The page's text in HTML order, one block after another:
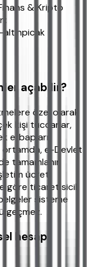
& Kripto
altinpicak
açabilir?
özel olarak
kişi tüccarlar,
erbapları
ortamda, e-Devlet
tamamlanır.
ücreti
göre ticaret sicil
sisteme
geçmez.
hesap